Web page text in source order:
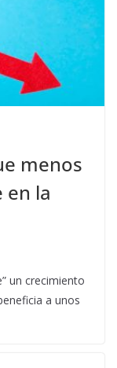
menos
en la
un crecimiento
a unos